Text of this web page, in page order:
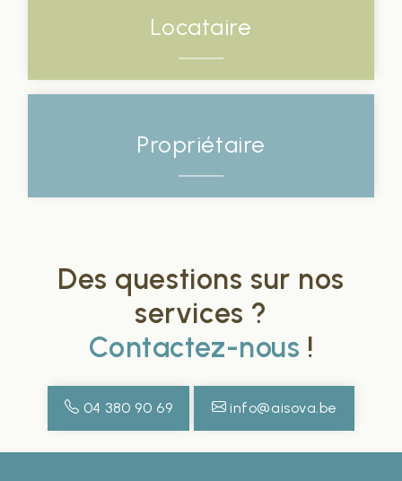
Locataire
Propriétaire
Des questions sur nos
services ?
Contactez-nous !
04 380 90 69 info@aisova.be